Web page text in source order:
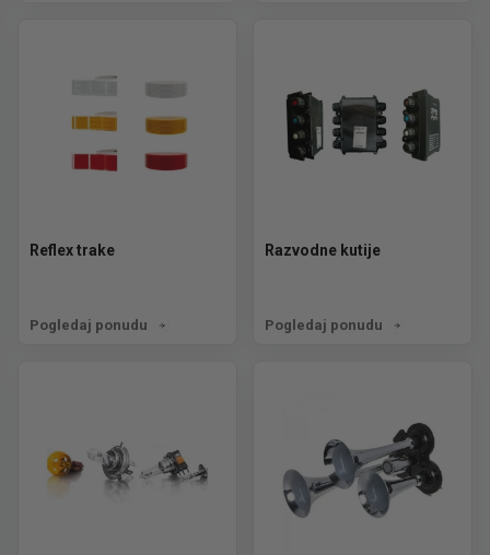
Reflex trake
Pogledaj ponudu
Razvodne kutije
Pogledaj ponudu